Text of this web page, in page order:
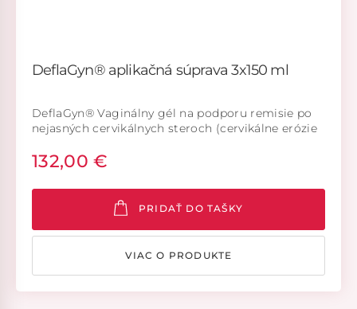
DeflaGyn® aplikačná súprava 3x150 ml
DeflaGyn® Vaginálny gél na podporu remisie po
nejasných cervikálnych steroch (cervikálne erózie
IIID1, PAP IIID2 (Munich III) / PAP III, PAP IIID).
Aplikačná súprava. (Systém zdravotníckych
pomôcok). DeflaGyn® je zdravotnícka pomôcka.
132,00 €
PRIDAŤ DO TAŠKY
VIAC O PRODUKTE